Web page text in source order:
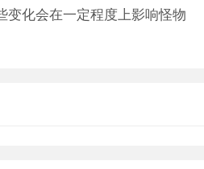
变化会在一定程度上影响怪物